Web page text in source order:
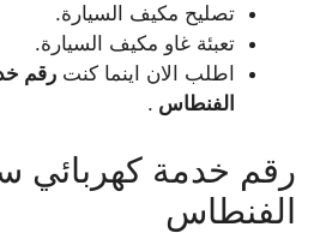
تصليح مكيف السيارة.
تعبئة غاو مكيف السيارة.
اطلب الان اينما كنت رقم
الفنطاس .
رقم خدمة كهربائي
الفنطاس